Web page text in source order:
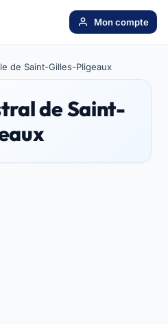
Mon compte
de Saint-Gilles-Pligeaux
de Saint-